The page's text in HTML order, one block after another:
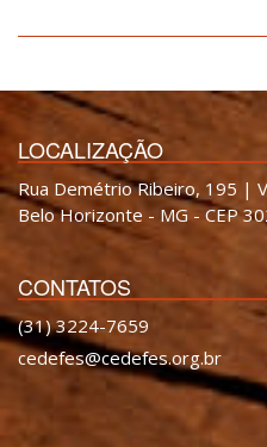
LOCALIZAÇÃO
Rua Demétrio Ribeiro, 195 |
Belo Horizonte - MG - CEP
CONTATOS
(31) 3224-7659
cedefes@cedefes.org.br